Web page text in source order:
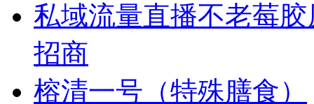
私域流量直播不老莓
招商
榕清一号（特殊膳食）